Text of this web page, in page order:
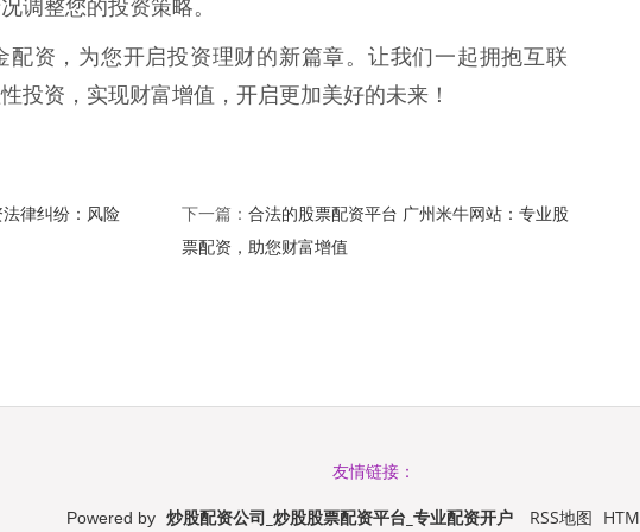
调整您的投资策略。
配资，为您开启投资理财的新篇章。让我们一起拥抱互联
投资，实现财富增值，开启更加美好的未来！
律纠纷：风险
下一篇： 合法的股票配资平台 广州米牛网站：专业股
票配资，助您财富增值
友情链接：
Powered by 炒股配资公司_炒股股票配资平台_专业配资开户 RSS地图